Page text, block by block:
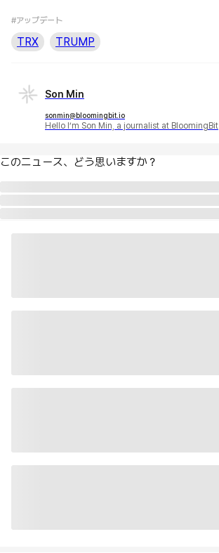
#アップデート
TRX TRUMP
Son Min
sonmin@bloomingbit.io
Hello I’m Son Min, a journalist at BloomingBit
このニュース、どう思いますか？